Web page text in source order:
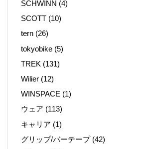
SCHWINN (4)
SCOTT (10)
tern (26)
tokyobike (5)
TREK (131)
Wilier (12)
WINSPACE (1)
ウェア (113)
キャリア (1)
グリップ/バーテープ(42)